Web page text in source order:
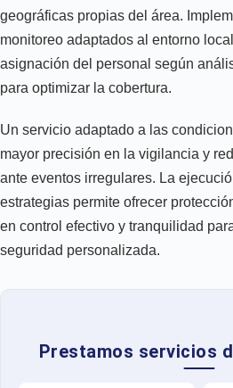
geográficas propias del área.
monitoreo adaptados al entorno
asignación del personal según
para optimizar la cobertura.
Un servicio adaptado a las
mayor precisión en la vigilancia y
ante eventos irregulares. La
estrategias permite ofrecer
en control efectivo y tranquilidad
seguridad personalizada.
Prestamos servicios